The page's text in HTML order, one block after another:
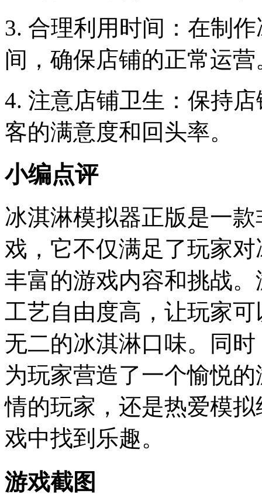
3. 合理利用时间：在制
间，确保店铺的正常运营
4. 注意店铺卫生：保持
客的满意度和回头率。
小编点评
冰淇淋模拟器正版是一
戏，它不仅满足了玩家
丰富的游戏内容和挑战
工艺自由度高，让玩家
无二的冰淇淋口味。同
为玩家营造了一个愉悦
情的玩家，还是热爱模
戏中找到乐趣。
游戏截图